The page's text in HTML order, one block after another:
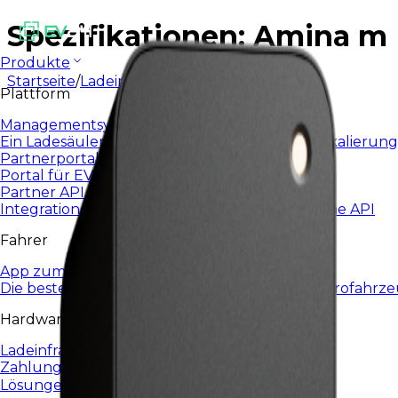
Produkte
Plattform
Managementsystem für Ladestationen
Ein Ladesäulen-Managementsystem, das für
Partnerportal
Portal für EV24-Partner und Integratoren
Partner API
Integrationen und Automatisierung über offene API
Fahrer
App zum Laden von E-Autos
Die beste App für das tägliche Laden von
Hardware
Ladeinfrastruktur
Zahlungsterminals
Lösungen
Spezifikationen: Amina m
Startseite/Ladeinfrastruktur